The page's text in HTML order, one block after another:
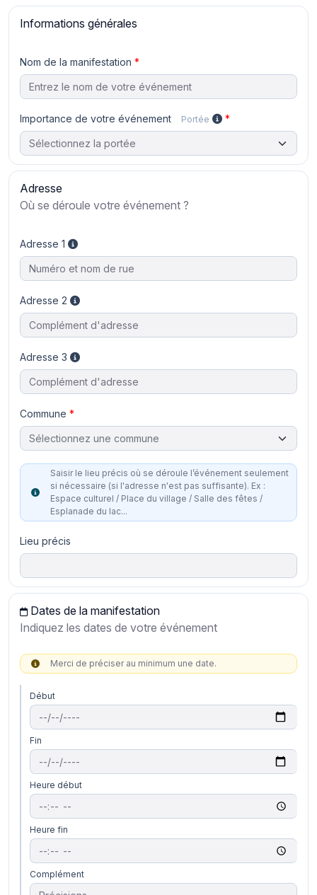
Informations générales
Nom de la manifestation
Importance de votre événement Portée
Adresse
Où se déroule votre événement ?
Adresse 1
Adresse 2
Adresse 3
Commune
Sélectionnez une commune
Saisir le lieu précis où se déroule l’événement seulement
si nécessaire (si l'adresse n'est pas suffisante). Ex :
Espace culturel / Place du village / Salle des fêtes /
Esplanade du lac...
Lieu précis
Dates de la manifestation
Indiquez les dates de votre événement
Merci de préciser au minimum une date.
Début
Fin
Heure début
Heure fin
Complément